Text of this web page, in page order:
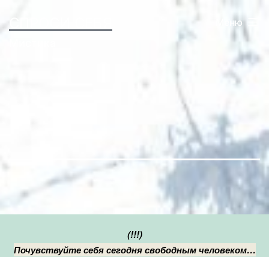
к
Меню
(!!!)
Почувствуйте себя сегодня свободным человеком…